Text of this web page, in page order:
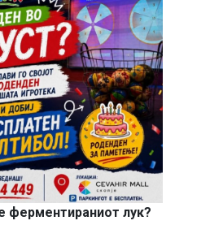
ферментираниот лук?